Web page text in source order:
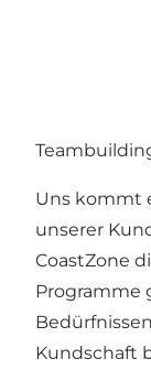
Uns kommt
unserer
CoastZone
Programme
Kundschaft